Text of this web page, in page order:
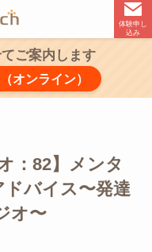
体験申し
込み
ご案内します
オンライン）
：82】メンタ
バイス〜発達
オ〜